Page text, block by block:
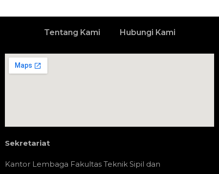
Tentang Kami Hubungi Kami
Sekretariat
Kantor Lembaga Fakultas Teknik Sipil dan